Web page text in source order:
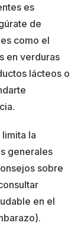
es
de
como el
en verduras
lácteos o
la
generales
sobre
en el